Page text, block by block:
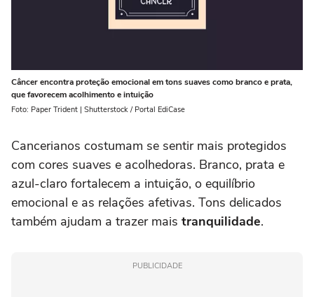
Câncer encontra proteção emocional em tons suaves como branco e prata,
que favorecem acolhimento e intuição
Foto: Paper Trident | Shutterstock / Portal EdiCase
Cancerianos costumam se sentir mais protegidos
com cores suaves e acolhedoras. Branco, prata e
azul-claro fortalecem a intuição, o equilíbrio
emocional e as relações afetivas. Tons delicados
também ajudam a trazer mais tranquilidade.
PUBLICIDADE